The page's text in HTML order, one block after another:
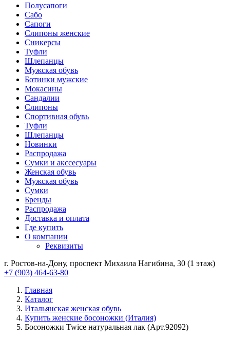
Полусапоги
Сабо
Сапоги
Слипоны женские
Сникерсы
Туфли
Шлепанцы
Мужская обувь
Ботинки мужские
Мокасины
Сандалии
Слипоны
Спортивная обувь
Туфли
Шлепанцы
Новинки
Распродажа
Сумки и акссесуары
Женская обувь
Мужская обувь
Сумки
Бренды
Распродажа
Доставка и оплата
Где купить
О компании
Реквизиты
г. Ростов-на-Дону, проспект Михаила Нагибина, 30 (1 этаж)
+7 (903) 464-63-80
Главная
Каталог
Итальянская женская обувь
Купить женские босоножки (Италия)
Босоножки Twice натуральная лак (Арт.92092)